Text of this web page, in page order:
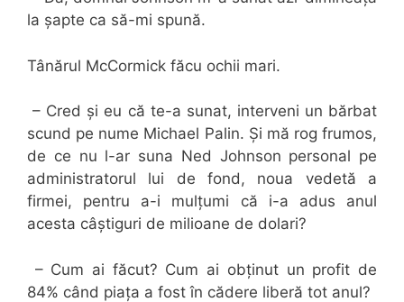
la șapte ca să-mi spună.
Tânărul McCormick făcu ochii mari.
– Cred și eu că te-a sunat, interveni un bărbat
scund pe nume Michael Palin. Și mă rog frumos,
de ce nu l-ar suna Ned Johnson personal pe
administratorul lui de fond, noua vedetă a
firmei, pentru a-i mulțumi că i-a adus anul
acesta câștiguri de milioane de dolari?
– Cum ai făcut? Cum ai obținut un profit de
84% când piața a fost în cădere liberă tot anul?